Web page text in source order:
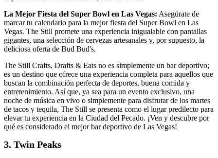
La Mejor Fiesta del Super Bowl en Las Vegas: Asegúrate de
marcar tu calendario para la mejor fiesta del Super Bowl en Las
Vegas. The Still promete una experiencia inigualable con pantallas
gigantes, una selección de cervezas artesanales y, por supuesto, la
deliciosa oferta de Bud Bud's.
The Still Crafts, Drafts & Eats no es simplemente un bar deportivo;
es un destino que ofrece una experiencia completa para aquellos que
buscan la combinación perfecta de deportes, buena comida y
entretenimiento. Así que, ya sea para un evento exclusivo, una
noche de música en vivo o simplemente para disfrutar de los martes
de tacos y tequila, The Still se presenta como el lugar predilecto para
elevar tu experiencia en la Ciudad del Pecado. ¡Ven y descubre por
qué es considerado el mejor bar deportivo de Las Vegas!
3. Twin Peaks